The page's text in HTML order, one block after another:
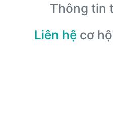
Thông tin
Liên hệ cơ